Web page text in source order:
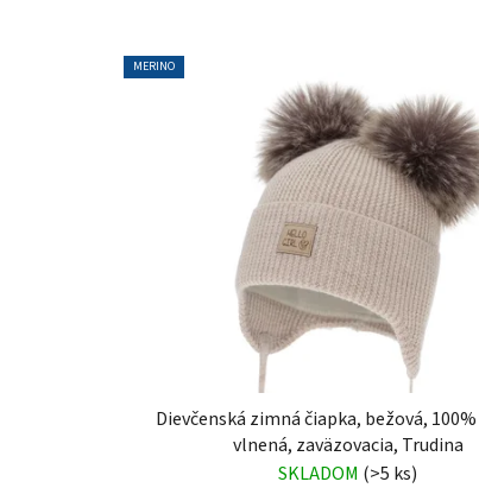
MERINO
Dievčenská zimná čiapka, bežová,
vlnená, zaväzovacia, Trudina
SKLADOM (>5 ks)